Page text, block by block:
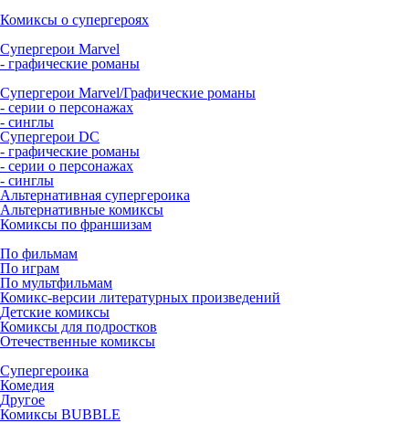
Комиксы о супергероях
Супергерои Marvel
- графические романы
Супергерои Marvel/Графические романы
- серии о персонажах
- синглы
Супергерои DC
- графические романы
- серии о персонажах
- синглы
Альтернативная супергероика
Альтернативные комиксы
Комиксы по франшизам
По фильмам
По играм
По мультфильмам
Комикс-версии литературных произведений
Детские комиксы
Комиксы для подростков
Отечественные комиксы
Супергероика
Комедия
Другое
Комиксы BUBBLE